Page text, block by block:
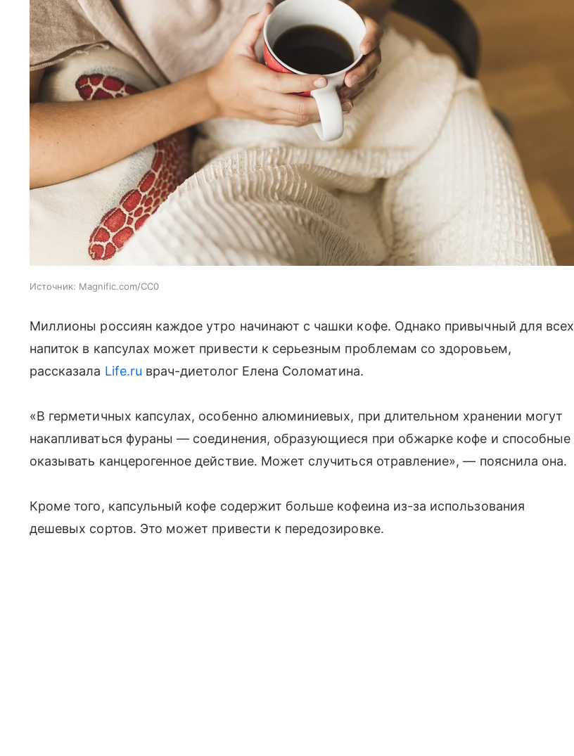
Источник: Magnific.com/CC0
Миллионы россиян каждое утро начинают с чашки кофе. Однако привычный для всех
напиток в капсулах может привести к серьезным проблемам со здоровьем,
рассказала Life.ru врач-диетолог Елена Соломатина.
«В герметичных капсулах, особенно алюминиевых, при длительном хранении могут
накапливаться фураны — соединения, образующиеся при обжарке кофе и способные
оказывать канцерогенное действие. Может случиться отравление», — пояснила она.
Кроме того, капсульный кофе содержит больше кофеина из-за использования
дешевых сортов. Это может привести к передозировке.